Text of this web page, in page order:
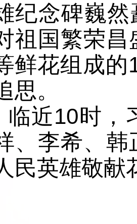
纪念碑巍然
祖国繁荣
鲜花组成的
思。
临近10时，
、李希、韩
民英雄敬献